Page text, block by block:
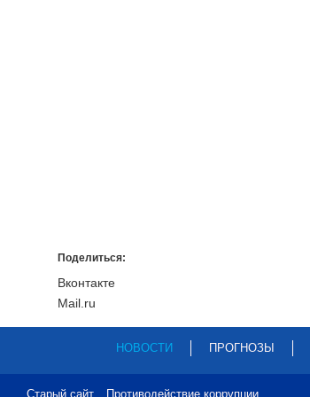
Поделиться:
Вконтакте
Mail.ru
НОВОСТИ ПРОГНОЗЫ
Старый сайт Противодействие коррупции